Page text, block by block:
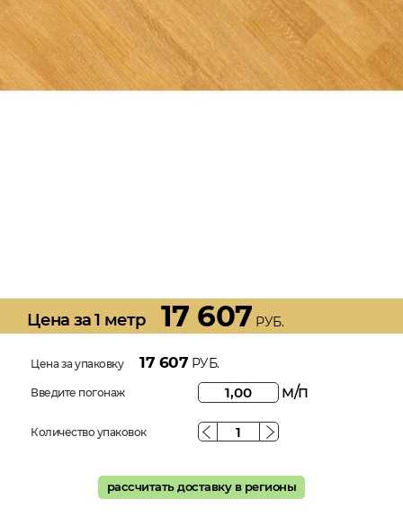
Цена за 1 метр 17 607 РУБ.
Цена за упаковку 17 607 РУБ.
Введите погонаж м/п
Количество упаковок
рассчитать доставку в регионы